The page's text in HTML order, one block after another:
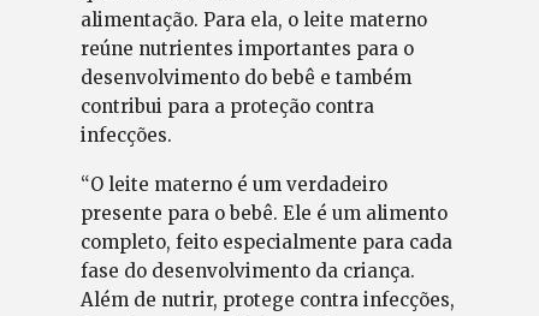
alimentação. Para ela, o leite materno
reúne nutrientes importantes para o
desenvolvimento do bebê e também
contribui para a proteção contra
infecções.
“O leite materno é um verdadeiro
presente para o bebê. Ele é um alimento
completo, feito especialmente para cada
fase do desenvolvimento da criança.
Além de nutrir, protege contra infecções,